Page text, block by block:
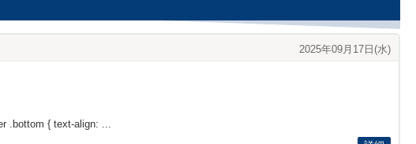
2025年09月17日(水)
.bottom { text-align: ...